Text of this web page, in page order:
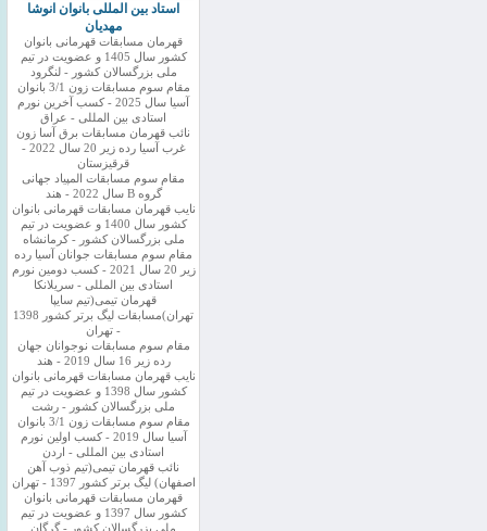
استاد بین المللی بانوان انوشا
مهدیان
قهرمان مسابقات قهرمانی بانوان
کشور سال 1405 و عضویت در تیم
ملی بزرگسالان کشور - لنگرود
مقام سوم مسابقات زون 3/1 بانوان
آسیا سال 2025 - کسب آخرین نورم
استادی بین المللی - عراق
نائب قهرمان مسابقات برق آسا زون
غرب آسیا رده زیر 20 سال 2022 -
قرقیزستان
مقام سوم مسابقات المپیاد جهانی
گروه B سال 2022 - هند
نایب قهرمان مسابقات قهرمانی بانوان
کشور سال 1400 و عضویت در تیم
ملی بزرگسالان کشور - کرمانشاه
مقام سوم مسابقات جوانان آسیا رده
زیر 20 سال 2021 - کسب دومین نورم
استادی بین المللی - سریلانکا
قهرمان تیمی(تیم سایپا
تهران)مسابقات لیگ برتر کشور 1398
- تهران
مقام سوم مسابقات نوجوانان جهان
رده زیر 16 سال 2019 - هند
نایب قهرمان مسابقات قهرمانی بانوان
کشور سال 1398 و عضویت در تیم
ملی بزرگسالان کشور - رشت
مقام سوم مسابقات زون 3/1 بانوان
آسیا سال 2019 - کسب اولین نورم
استادی بین المللی - اردن
نائب قهرمان تیمی(تیم ذوب آهن
اصفهان) لیگ برتر کشور 1397 - تهران
قهرمان مسابقات قهرمانی بانوان
کشور سال 1397 و عضویت در تیم
ملی بزرگسالان کشور - گرگان